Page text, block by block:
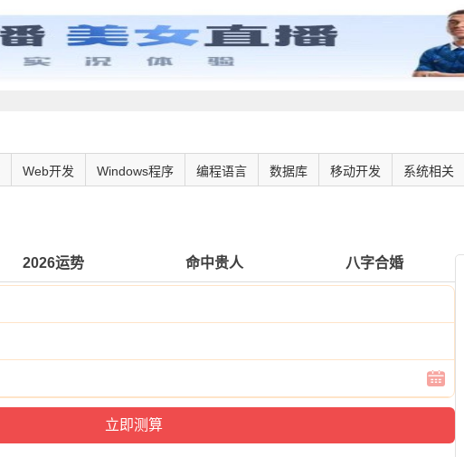
Web开发 Windows程序 编程语言 数据库 移动开发 系统相关
2026运势 命中贵人 八字合婚